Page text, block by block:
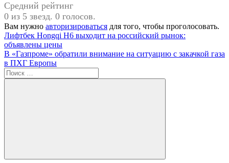
Средний рейтинг
0 из 5 звезд. 0 голосов.
Вам нужно авторизироваться для того, чтобы проголосовать.
#Россия
Навигация
по
записям
Предыдущая
запись:
Лифтбек Hongqi H6 выходит на российский рынок:
объявлены цены
Следующая
запись:
В «Газпроме» обратили внимание на ситуацию с закачкой газа
в ПХГ Европы
Поиск
для:
Поиск